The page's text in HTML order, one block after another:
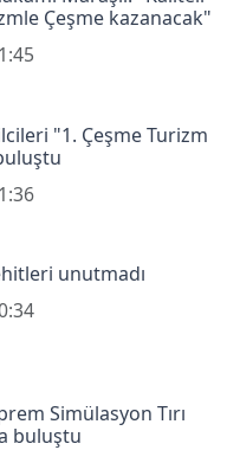
Çeşme kazanacak"
"1. Çeşme Turizm
unutmadı
Simülasyon Tırı
buluştu